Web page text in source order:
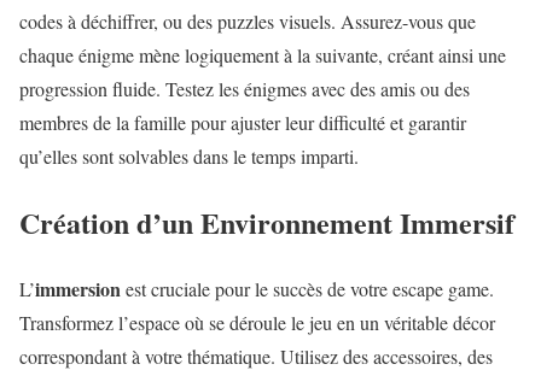
codes à déchiffrer, ou des puzzles visuels. Assurez-vous que
chaque énigme mène logiquement à la suivante, créant ainsi une
progression fluide. Testez les énigmes avec des amis ou des
membres de la famille pour ajuster leur difficulté et garantir
qu’elles sont solvables dans le temps imparti.
Création d’un Environnement Immersif
L’immersionest cruciale pour le succès de votre escape game.
Transformez l’espace où se déroule le jeu en un véritable décor
correspondant à votre thématique. Utilisez des accessoires, des